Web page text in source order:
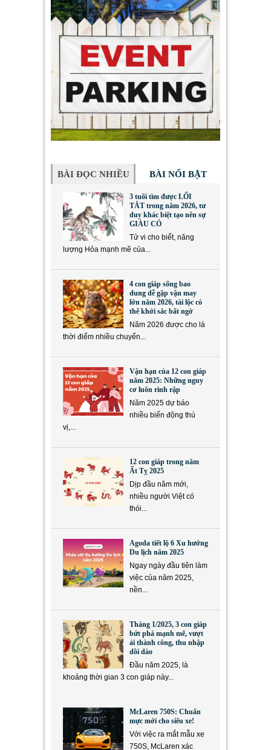
BÀI ĐỌC NHIỀU BÀI NỔI BẬT
3 tuổi tìm được LỐI
TẮT trong năm 2026, tư
duy khác biệt tạo nên sự
GIÀU CÓ
Tử vi cho biết, năng
lượng Hỏa mạnh mẽ của...
4 con giáp sống bao
dung dễ gặp vận may
lớn năm 2026, tài lộc có
thể khởi sắc bất ngờ
Năm 2026 được cho là
thời điểm nhiều chuyển...
Vận hạn của 12 con giáp
năm 2025: Những nguy
cơ luôn rình rập
Năm 2025 dự báo
nhiều biến động thú
vị,...
12 con giáp trong năm
Ất Tỵ 2025
Dịp đầu năm mới,
nhiều người Việt có
thói...
Agoda tiết lộ 6 Xu hướng
Du lịch năm 2025
Ngay ngày đầu tiên làm
việc của năm 2025,
nền...
Tháng 1/2025, 3 con giáp
bứt phá mạnh mẽ, vượt
ải thành công, thu nhập
dồi dào
Đầu năm 2025, là
khoảng thời gian 3 con giáp này...
McLaren 750S: Chuẩn
mực mới cho siêu xe!
Với việc ra mắt mẫu xe
750S, McLaren xác